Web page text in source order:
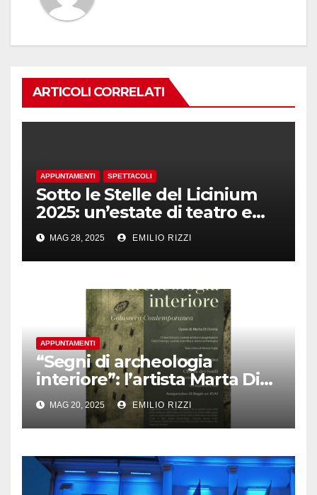
ARTICOLI CORRELATI
APPUNTAMENTI SPETTACOLI
Sotto le Stelle del Licinium
2025: un’estate di teatro e
danza a Erba
MAG 28, 2025 EMILIO RIZZI
APPUNTAMENTI
“Segni di archeologia
interiore”: l’artista Marta Di
Donna espone a Como la sua
Golasecca contemporanea
MAG 20, 2025 EMILIO RIZZI